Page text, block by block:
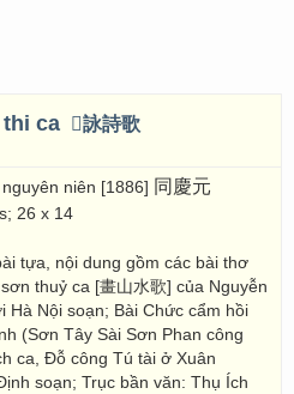
ca 񣉾詠詩歌
nguyên niên [1886] 同慶元
26 x 14
tựa, nội dung gồm các bài thơ
thuỷ ca [畫山水歌] của Nguyễn
Hà Nội soạn; Bài Chức cẩm hồi
(Sơn Tây Sài Sơn Phan công
ca, Đỗ công Tú tài ở Xuân
soạn; Trục bần văn: Thụ Ích